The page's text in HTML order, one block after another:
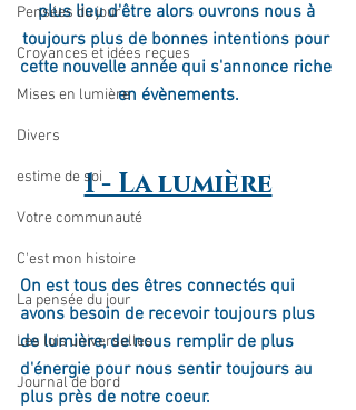
Pensées du jour
Croyances et idées reçues
Mises en lumière
Divers
estime de soi
Votre communauté
C'est mon histoire
La pensée du jour
Les lois universelles
Journal de bord
plus lieu d'être alors ouvrons nous à
toujours plus de bonnes intentions pour
cette nouvelle année qui s'annonce riche
en évènements.
1 - La lumière
On est tous des êtres connectés qui
avons besoin de recevoir toujours plus
de lumière, de nous remplir de plus
d'énergie pour nous sentir toujours au
plus près de notre coeur.